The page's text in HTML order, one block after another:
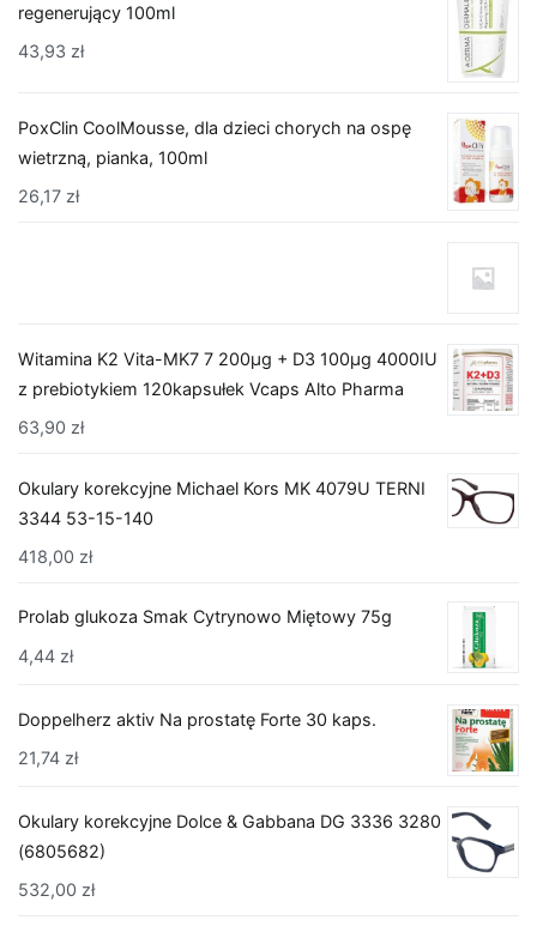
regenerujący 100ml
43,93 zł
PoxClin CoolMousse, dla dzieci chorych na ospę
wietrzną, pianka, 100ml
26,17 zł
Witamina K2 Vita-MK7 7 200µg + D3 100µg 4000IU
z prebiotykiem 120kapsułek Vcaps Alto Pharma
63,90 zł
Okulary korekcyjne Michael Kors MK 4079U TERNI
3344 53-15-140
418,00 zł
Prolab glukoza Smak Cytrynowo Miętowy 75g
4,44 zł
Doppelherz aktiv Na prostatę Forte 30 kaps.
21,74 zł
Okulary korekcyjne Dolce & Gabbana DG 3336 3280
(6805682)
532,00 zł